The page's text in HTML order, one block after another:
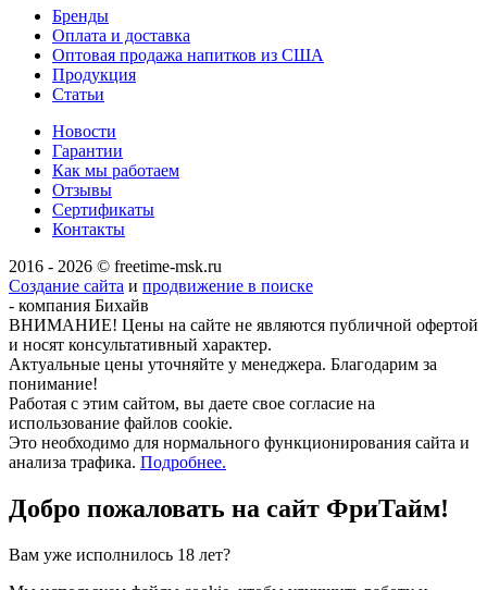
Бренды
Оплата и доставка
Оптовая продажа напитков из США
Продукция
Статьи
Новости
Гарантии
Как мы работаем
Отзывы
Сертификаты
Контакты
2016 - 2026 © freetime-msk.ru
Создание сайта и продвижение в поиске
- компания Бихайв
ВНИМАНИЕ! Цены на сайте не являются публичной офертой
и носят консультативный характер.
Актуальные цены уточняйте у менеджера. Благодарим за
понимание!
Работая с этим сайтом, вы даете свое согласие на
использование файлов cookie.
Это необходимо для нормального функционирования сайта и
анализа трафика. Подробнее.
Добро пожаловать на сайт ФриТайм!
Вам уже исполнилось 18 лет?